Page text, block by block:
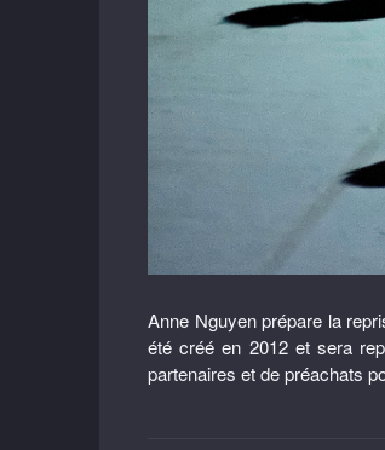
Anne Nguyen prépare la
été créé en 2012 et sera
partenaires et de préachats